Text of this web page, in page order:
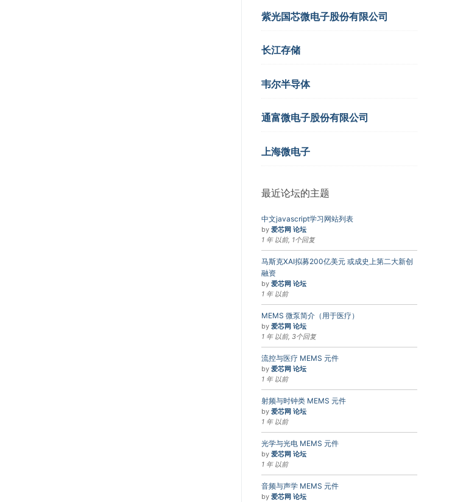
紫光国芯微电子股份有限公司
长江存储
韦尔半导体
通富微电子股份有限公司
上海微电子
最近论坛的主题
中文javascript学习网站列表
by 爱芯网 论坛
1 年 以前, 1个回复
马斯克XAI拟募200亿美元 或成史上第二大新创
融资
by 爱芯网 论坛
1 年 以前
MEMS 微泵简介（用于医疗）
by 爱芯网 论坛
1 年 以前, 3个回复
流控与医疗 MEMS 元件
by 爱芯网 论坛
1 年 以前
射频与时钟类 MEMS 元件
by 爱芯网 论坛
1 年 以前
光学与光电 MEMS 元件
by 爱芯网 论坛
1 年 以前
音频与声学 MEMS 元件
by 爱芯网 论坛